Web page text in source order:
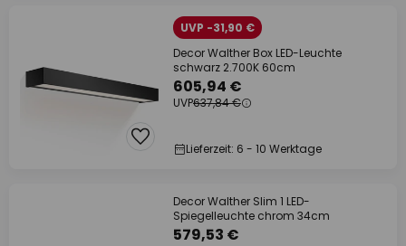
UVP -31,90 €
Decor Walther Box LED-Leuchte
schwarz 2.700K 60cm
605,94 €
UVP637,84 €
Lieferzeit: 6 - 10 Werktage
Decor Walther Slim 1 LED-
Spiegelleuchte chrom 34cm
579,53 €